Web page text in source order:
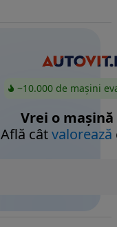
~10.000 de mașini
Vrei o mașină
Află câtvalorează